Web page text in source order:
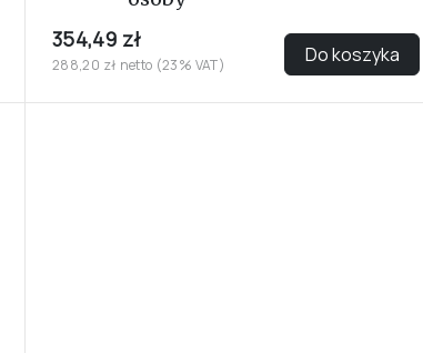
354,49 zł
288,20 zł netto (23% VAT) Do koszyka